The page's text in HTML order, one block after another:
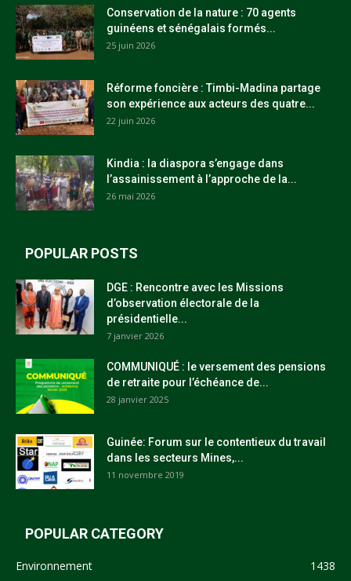
Conservation de la nature : 70 agents
guinéens et sénégalais formés...
25 juin 2026
Réforme foncière : Timbi-Madina partage
son expérience aux acteurs des quatre...
22 juin 2026
Kindia : la diaspora s’engage dans
l’assainissement à l’approche de la...
26 mai 2026
POPULAR POSTS
DGE : Rencontre avec les Missions
d’observation électorale de la
présidentielle...
7 janvier 2026
COMMUNIQUÉ : le versement des pensions
de retraite pour l’échéance de...
28 janvier 2025
Guinée: Forum sur le contentieux du travail
dans les secteurs Mines,...
11 novembre 2019
POPULAR CATEGORY
Environnement
1438